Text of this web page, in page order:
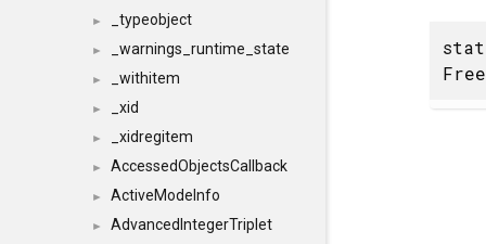
► _typeobject
► _warnings_runtime_state
► _withitem
► _xid
► _xidregitem
► AccessedObjectsCallback
► ActiveModeInfo
► AdvancedIntegerTriplet
Free